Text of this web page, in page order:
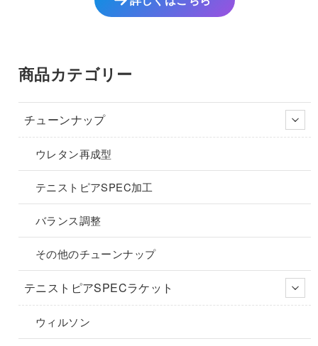
ジ
選
品
商品カテゴリー
チューンナップ
ウレタン再成型
テニストピアSPEC加工
バランス調整
その他のチューンナップ
テニストピアSPECラケット
ウィルソン